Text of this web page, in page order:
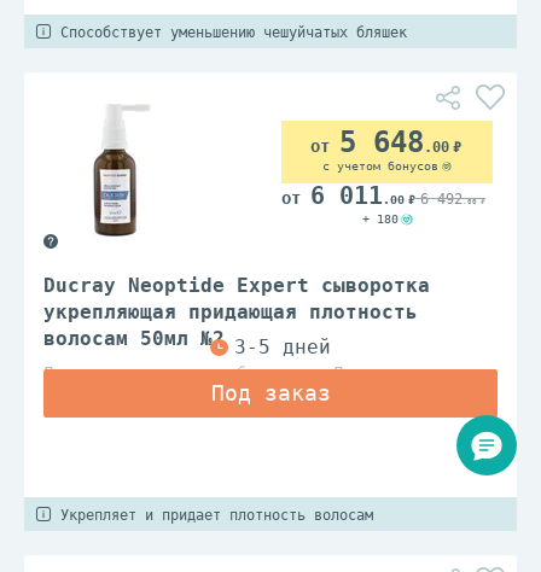
Способствует уменьшению чешуйчатых бляшек
Ducray Neoptide Expert сыворотка
укрепляющая придающая плотность
волосам 50мл №2
Дерматологические лаборатории Дюкрэ
5 648 .00
с учетом бонусов
6 011 .00 6 492.00
+ 180
Укрепляет и придает плотность волосам